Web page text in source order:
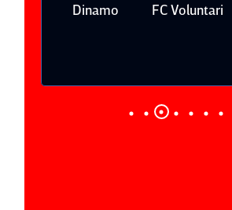
Dinamo FC Voluntari